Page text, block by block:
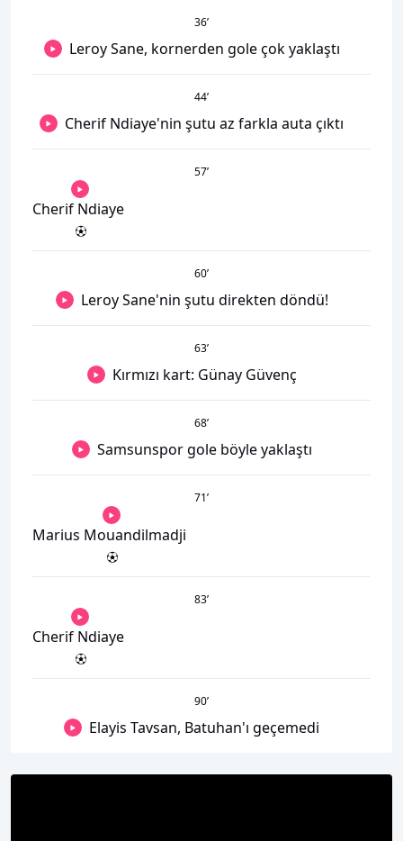
36’
Leroy Sane, kornerden gole çok yaklaştı
44’
Cherif Ndiaye'nin şutu az farkla auta çıktı
57’
Cherif Ndiaye
60’
Leroy Sane'nin şutu direkten döndü!
63’
Kırmızı kart: Günay Güvenç
68’
Samsunspor gole böyle yaklaştı
71’
Marius Mouandilmadji
83’
Cherif Ndiaye
90’
Elayis Tavsan, Batuhan'ı geçemedi